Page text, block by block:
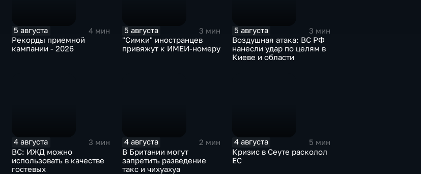
5 августа
4 мин
Рекорды приемной
кампании - 2026
5 августа
3 мин
"Симки" иностранцев
привяжут к ИМЕИ-номеру
5 августа
3 мин
Воздушная атака: ВС РФ
нанесли удар по целям в
Киеве и области
4 августа
3 мин
ВС: ИЖД можно
использовать в качестве
гостевых
4 августа
2 мин
В Британии могут
запретить разведение
такс и чихуахуа
4 августа
5 мин
Кризис в Сеуте расколол
ЕС